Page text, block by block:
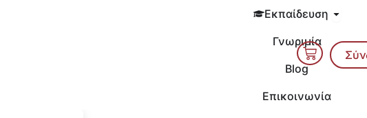
Εκπαίδευση Open
Γνωριμία
Blog
Επικοινωνία
Cart